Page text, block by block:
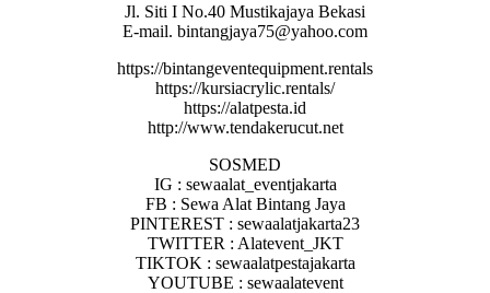
Jl. Siti I No.40 Mustikajaya Bekasi
E-mail. bintangjaya75@yahoo.com
https://bintangeventequipment.rentals
https://kursiacrylic.rentals/
https://alatpesta.id
http://www.tendakerucut.net
SOSMED
IG : sewaalat_eventjakarta
FB : Sewa Alat Bintang Jaya
PINTEREST : sewaalatjakarta23
TWITTER : Alatevent_JKT
TIKTOK : sewaalatpestajakarta
YOUTUBE : sewaalatevent